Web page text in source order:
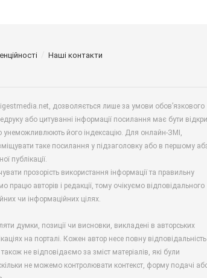
Наші контакти
дозволяється лише за умови обов’язкового
або цитуванні інформації посилання має бути
унеможливлюють його індексацію. Для онлайн-ЗМІ,
таке посилання у підзаголовку або в першому
публікації.
прозорість використання інформації та правильну
працю авторів і редакції, тому очікуємо відповідального
чи інформаційних цілях.
думки, позиції чи висновки, викладені в авторських
на порталі. Кожен автор несе повну
не відповідаємо за зміст матеріалів, які були
не можемо контролювати контекст, форму подачі